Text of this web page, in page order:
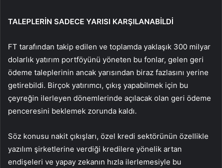
TALEPLERİN SADECE YARISI KARŞILANABİLDİ
FT tarafından takip edilen ve toplamda yaklaşık 300 milyar
dolarlık yatırım portföyünü yöneten bu fonlar, gelen geri
ödeme taleplerinin ancak yarısından biraz fazlasını yerine
getirebildi. Birçok yatırımcı, çıkış yapabilmek için bu
çeyreğin ilerleyen dönemlerinde açılacak olan geri ödeme
penceresini beklemek zorunda kaldı.
Söz konusu nakit çıkışları, özel kredi sektörünün özellikle
yazılım şirketlerine verdiği kredilere yönelik artan
endişeleri ve yapay zekanın hızla ilerlemesiyle bu